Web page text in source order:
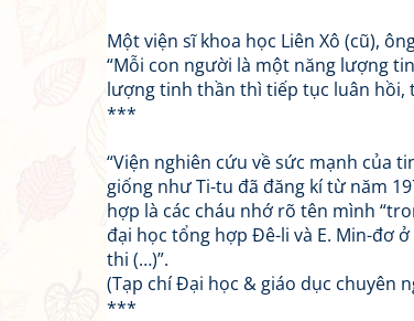
Một viện sĩ khoa học Liên Xô (cũ),
“Mỗi con người là một năng lượng
lượng tinh thần thì tiếp tục luân hồi,
***
“Viện nghiên cứu về sức mạnh của
giống như Ti-tu đã đăng kí từ năm
hợp là các cháu nhớ rõ tên mình
đại học tổng hợp Đê-li và E. Min-đơ
thi (…)”.
(Tạp chí Đại học & giáo dục chuyên
***